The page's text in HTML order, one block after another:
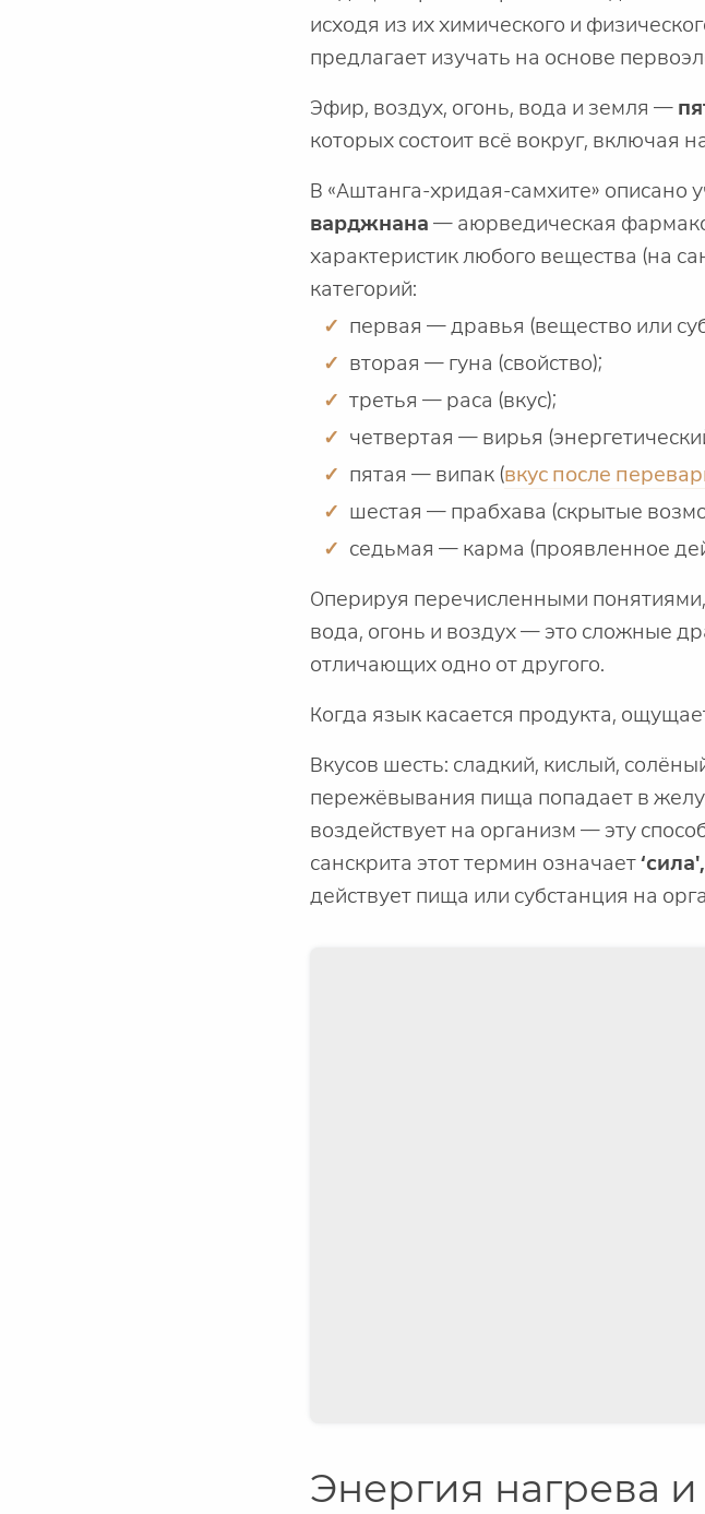
исходя из их химического и
предлагает изучать на основе
Эфир, воздух, огонь, вода и земля —
которых состоит всё вокруг, включая
В «Аштанга-хридая-самхите» описано
варджнана — аюрведическая
характеристик любого вещества (на
категорий:
первая — дравья (вещество или
вторая — гуна (свойство);
третья — раса (вкус);
четвертая — вирья
пятая — випак (вкус после
шестая — прабхава (скрытые
седьмая — карма (проявленное
Оперируя перечисленными
вода, огонь и воздух — это сложные
отличающих одно от другого.
Когда язык касается продукта,
Вкусов шесть: сладкий, кислый,
пережёвывания пища попадает в
воздействует на организм — эту
санскрита этот термин означает
действует пища или субстанция на
Энергия нагрева